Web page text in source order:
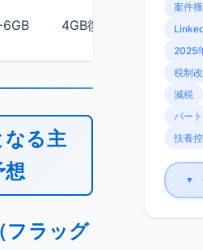
4GB復活
25%削
なる主
想
フラッグ
案件
2025
税制
減税
パート
扶養
▼